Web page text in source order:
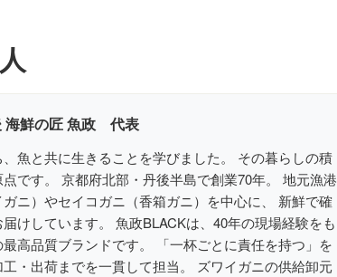
鮮の匠 魚政 代表
魚と共に生きることを学びました。 その暮らしの積
です。 京都府北部・丹後半島で創業70年。 地元漁港
ニ）やセイコガニ（香箱ガニ）を中心に、 新鮮で確
けしています。 魚政BLACKは、40年の現場経験をも
高品質ブランドです。 「一杯ごとに責任を持つ」を
・出荷までを一貫して担当。 ズワイガニの供給卸元